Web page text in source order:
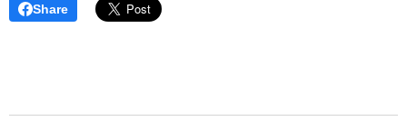
Share